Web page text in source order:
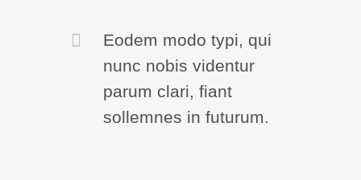
Eodem modo typi, qui
nunc nobis videntur
parum clari, fiant
sollemnes in futurum.